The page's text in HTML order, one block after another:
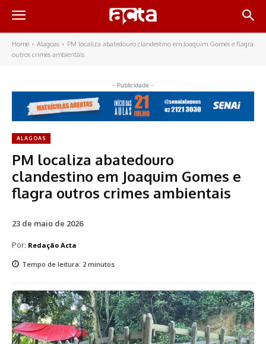
Home Alagoas
PM localiza abatedouro clandestino em Joaquim Gomes e flagra
outros crimes ambientais
- Publicidade -
ALAGOAS
PM localiza abatedouro
clandestino em Joaquim Gomes e
flagra outros crimes ambientais
23 de maio de 2026
Por: Redação Acta
Tempo de leitura: 2 minutos